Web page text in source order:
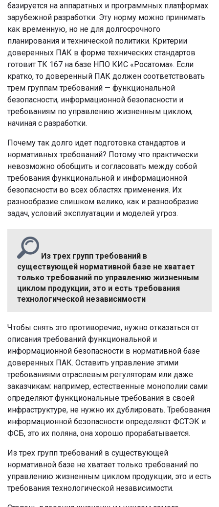
базируется на аппаратных и программных платформах
зарубежной разработки. Эту норму можно принимать
как временную, но не для долгосрочного
планирования и технической политики. Критерии
доверенных ПАК в форме технических стандартов
готовит ТК 167 на базе НПО КИС «Росатома». Если
кратко, то доверенный ПАК должен соответствовать
трем группам требований — функциональной
безопасности, информационной безопасности и
требованиям по управлению жизненным циклом,
начиная с разработки.
Почему так долго идет подготовка стандартов и
нормативных требований? Потому что практически
невозможно обобщить и согласовать между собой
требования функциональной и информационной
безопасности во всех областях применения. Их
разнообразие слишком велико, как и разнообразие
задач, условий эксплуатации и моделей угроз.
Из трех групп требований в
существующей нормативной базе не хватает
только требований по управлению жизненным
циклом продукции, это и есть требования
технологической независимости
Чтобы снять это противоречие, нужно отказаться от
описания требований функциональной и
информационной безопасности в нормативной базе
доверенных ПАК. Оставить управление этими
требованиями отраслевым регуляторам или даже
заказчикам: например, естественные монополии сами
определяют функциональные требования в своей
инфраструктуре, не нужно их дублировать. Требования
информационной безопасности определяют ФСТЭК и
ФСБ, это их поляна, она хорошо прорабатывается.
Из трех групп требований в существующей
нормативной базе не хватает только требований по
управлению жизненным циклом продукции, это и есть
требования технологической независимости.